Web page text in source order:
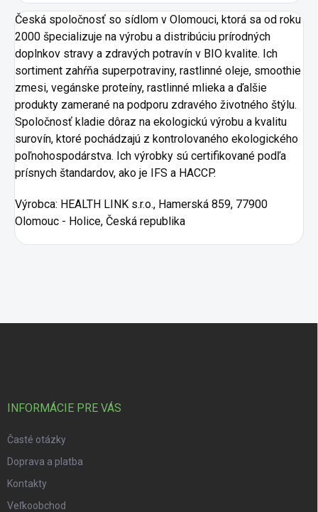
Česká spoločnosť so sídlom v Olomouci, ktorá sa od roku
2000 špecializuje na výrobu a distribúciu prírodných
doplnkov stravy a zdravých potravín v BIO kvalite. Ich
sortiment zahŕňa superpotraviny, rastlinné oleje, smoothie
zmesi, vegánske proteíny, rastlinné mlieka a ďalšie
produkty zamerané na podporu zdravého životného štýlu.
Spoločnosť kladie dôraz na ekologickú výrobu a kvalitu
surovín, ktoré pochádzajú z kontrolovaného ekologického
poľnohospodárstva. Ich výrobky sú certifikované podľa
prísnych štandardov, ako je IFS a HACCP.
Výrobca: HEALTH LINK s.r.o., Hamerská 859, 77900
Olomouc - Holice, Česká republika
INFORMÁCIE PRE VÁS
Časté otázky
Doprava a platba
Kontakty
Veľkoobchod